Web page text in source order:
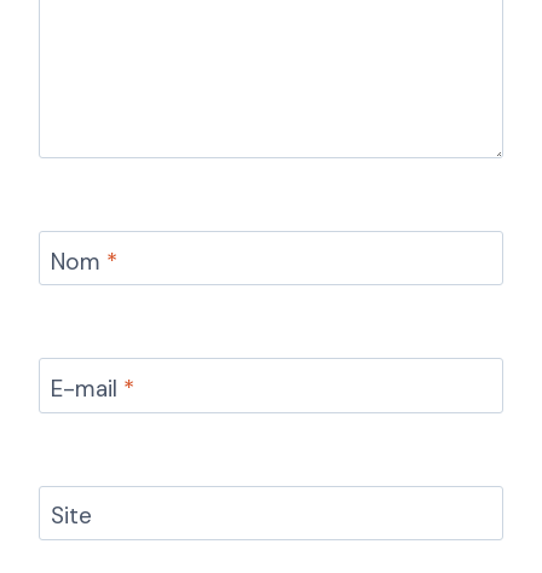
Nom *
E-mail *
Site